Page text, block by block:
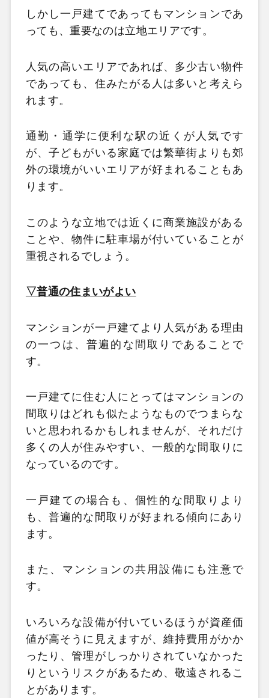
しかし一戸建てであってもマンションであ
っても、重要なのは立地エリアです。
人気の高いエリアであれば、多少古い物件
であっても、住みたがる人は多いと考えら
れます。
通勤・通学に便利な駅の近くが人気です
が、子どもがいる家庭では繁華街よりも郊
外の環境がいいエリアが好まれることもあ
ります。
このような立地では近くに商業施設がある
ことや、物件に駐車場が付いていることが
重視されるでしょう。
▽普通の住まいがよい
マンションが一戸建てより人気がある理由
の一つは、普遍的な間取りであることで
す。
一戸建てに住む人にとってはマンションの
間取りはどれも似たようなものでつまらな
いと思われるかもしれませんが、それだけ
多くの人が住みやすい、一般的な間取りに
なっているのです。
一戸建ての場合も、個性的な間取りより
も、普遍的な間取りが好まれる傾向にあり
ます。
また、マンションの共用設備にも注意で
す。
いろいろな設備が付いているほうが資産価
値が高そうに見えますが、維持費用がかか
ったり、管理がしっかりされていなかった
りというリスクがあるため、敬遠されるこ
とがあります。